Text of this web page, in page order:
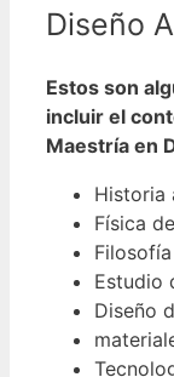
Diseño
Estos son
incluir el
Maestría en
Historia
Física
Estudio
Diseño